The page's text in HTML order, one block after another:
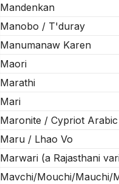
Mandenkan
Manobo / T'duray
Manumanaw Karen
Maori
Marathi
Mari
Maronite / Cypriot Arabic
Maru / Lhao Vo
Marwari (a Rajasthani
Mavchi/Mouchi/Mauchi/